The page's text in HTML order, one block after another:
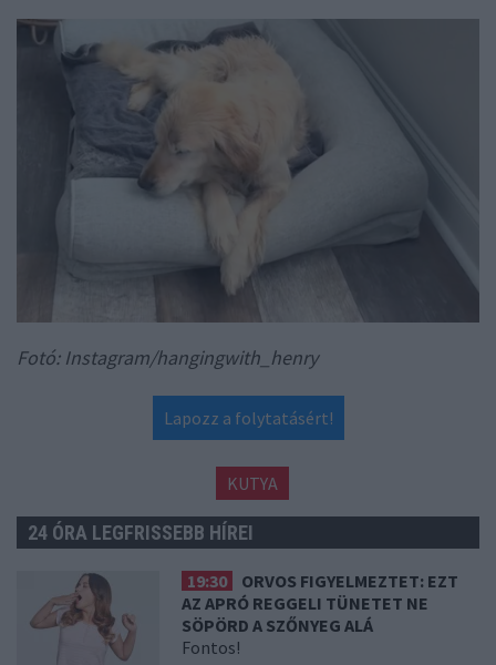
Fotó: Instagram/hangingwith_henry
Lapozz a folytatásért!
KUTYA
24 ÓRA LEGFRISSEBB HÍREI
19:30
ORVOS FIGYELMEZTET: EZT
AZ APRÓ REGGELI TÜNETET NE
SÖPÖRD A SZŐNYEG ALÁ
Fontos!